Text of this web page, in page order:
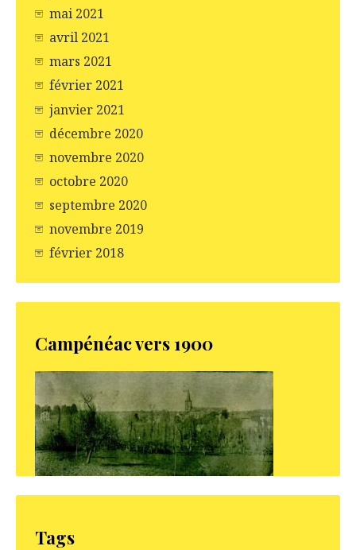
mai 2021
avril 2021
mars 2021
février 2021
janvier 2021
décembre 2020
novembre 2020
octobre 2020
septembre 2020
novembre 2019
février 2018
Campénéac vers 1900
Tags